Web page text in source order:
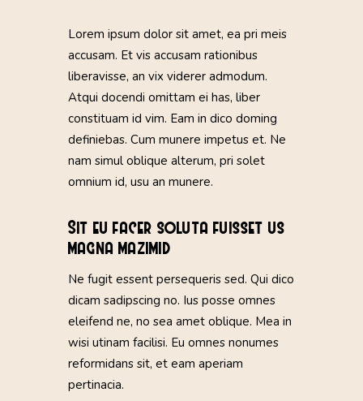
Lorem ipsum dolor sit amet, ea pri meis
accusam. Et vis accusam rationibus
liberavisse, an vix viderer admodum.
Atqui docendi omittam ei has, liber
constituam id vim. Eam in dico doming
definiebas. Cum munere impetus et. Ne
nam simul oblique alterum, pri solet
omnium id, usu an munere.
Sit eu facer soluta fuisset us
magna mazimid
Ne fugit essent persequeris sed. Qui dico
dicam sadipscing no. Ius posse omnes
eleifend ne, no sea amet oblique. Mea in
wisi utinam facilisi. Eu omnes nonumes
reformidans sit, et eam aperiam
pertinacia.